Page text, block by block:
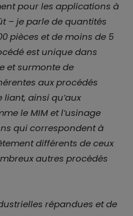
pour les applications à
– je parle de quantités
pièces et de moins de 5
est unique dans
et surmonte de
aux procédés
ainsi qu’aux
le MIM et l’usinage
qui correspondent à
différents de ceux
autres procédés
répandues et de